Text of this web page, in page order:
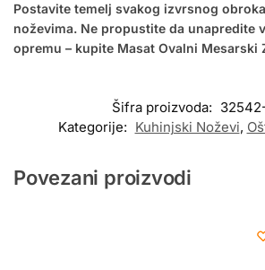
Postavite temelj svakog izvrsnog
noževima. Ne propustite da unapredite
opremu – kupite Masat Ovalni Mesarski
Šifra proizvoda:
Kategorije: Kuhinjski Noževi,
Povezani proizvodi